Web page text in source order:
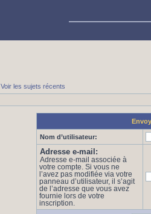
Voir les sujets récents
Nom d’utilisateur:
Adresse e-mail:
Adresse e-mail associée à
votre compte. Si vous ne
l’avez pas modifiée via votre
panneau d’utilisateur, il s’agit
de l’adresse que vous avez
fournie lors de votre
inscription.